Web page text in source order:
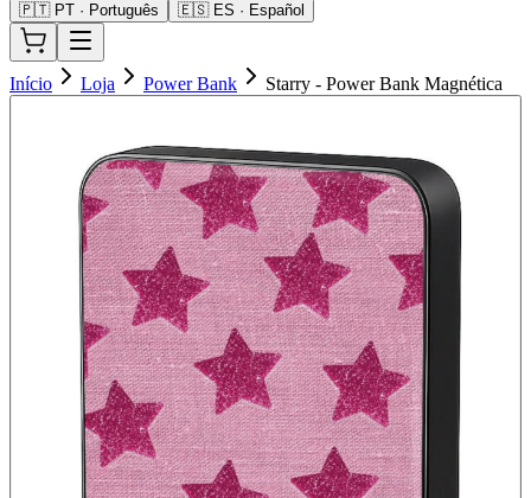
🇵🇹 PT · Português
🇪🇸 ES · Español
Início Loja Power Bank Starry - Power Bank Magnética